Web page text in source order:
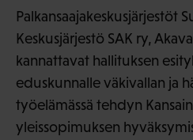
Palkansaajakeskusjärjestöt
Keskusjärjestö SAK ry,
kannattavat hallituksen
eduskunnalle väkivallan ja
työelämässä tehdyn
yleissopimuksen